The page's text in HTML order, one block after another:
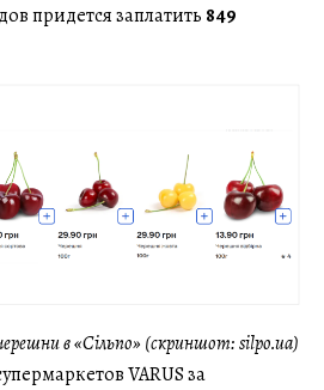
придется заплатить 849
в «Сільпо» (скриншот: silpo.ua)
VARUS за